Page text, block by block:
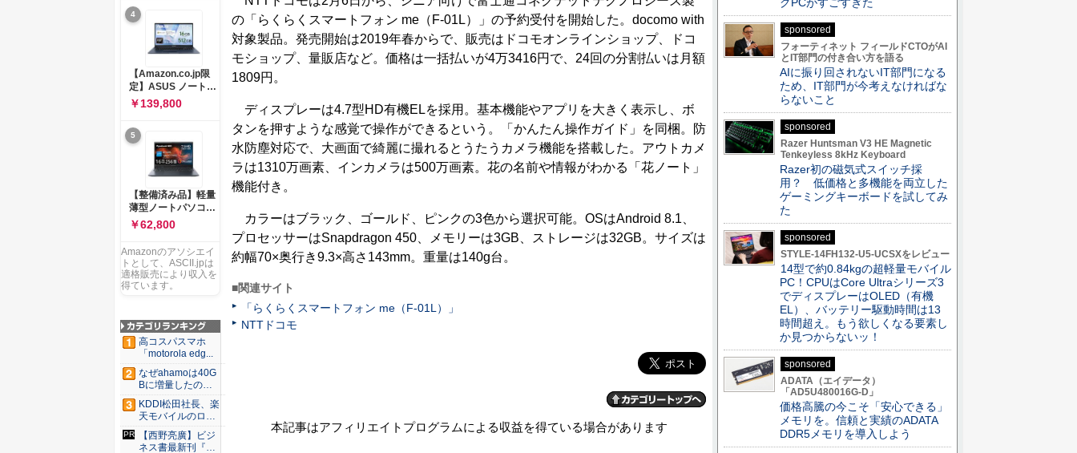
の「らくらくスマートフォン me（F-01L）」の予約受付を開始した。docomo with
対象製品。発売開始は2019年春からで、販売はドコモオンラインショップ、ドコ
モショップ、量販店など。価格は一括払いが4万3416円で、24回の分割払いは月額
1809円。
ディスプレーは4.7型HD有機ELを採用。基本機能やアプリを大きく表示し、ボ
タンを押すような感覚で操作ができるという。「かんたん操作ガイド」を同梱。防
水防塵対応で、大画面で綺麗に撮れるとうたうカメラ機能を搭載した。アウトカメ
ラは1310万画素、インカメラは500万画素。花の名前や情報がわかる「花ノート」
機能付き。
カラーはブラック、ゴールド、ピンクの3色から選択可能。OSはAndroid 8.1、
プロセッサーはSnapdragon 450、メモリーは3GB、ストレージは32GB。サイズは
約幅70×奥行き9.3×高さ143mm。重量は140g台。
■関連サイト
「らくらくスマートフォン me（F-01L）」
NTTドコモ
本記事はアフィリエイトプログラムによる収益を得ている場合があります
Ryzen™ 5 8640HS
メモリ16GB
SSD512GB
Microsoft 365 試用
版 Windows11 バッ
テリー駆動12.6時間
重量1.39kg ルナグレ
ー 83K9003JJP ノー
トPC
4
【Amazon.co.jp限
定】ASUS ノートパ
ソコン Vivobook 15
M1502NAQ 15.6イ
ンチ AMD Ryzen 7
170 メモリ16GB
SSD 512GB
Microsoft 365
Personal (24か月版)
搭載 Windows 11 重
量1.7kg Wi-Fi 6E ク
ワイエットブルー
M1502NAQ-
￥139,800
5
【整備済み品】軽量
薄型ノートパソコン
dynabook G83 ■
13.3型
FHD(1920x1080) -
高性能第11世代Core
i5-1135G7 - メモリ
16GB - SSD 256GB
USB Type-C - MS
Office 2021 - Win11
搭載
￥62,800
Amazonのアソシエイ
トとして、ASCII.jpは
適格販売により収入を
得ています。
高コスパスマホ
「motorola edg...
なぜahamoは40G
Bに増量したの
か ...
KDDI松田社長、楽
天モバイルのロー
ミン...
【西野亮廣】ビジ
ネス書最新刊『北
sponsored
フォーティネット フィールドCTOがAI
とIT部門の付き合い方を語る
AIに振り回されないIT部門になる
ため、IT部門が今考えなければな
らないこと
sponsored
Razer Huntsman V3 HE Magnetic
Tenkeyless 8kHz Keyboard
Razer初の磁気式スイッチ採
用？ 低価格と多機能を両立した
ゲーミングキーボードを試してみ
た
sponsored
STYLE-14FH132-U5-UCSXをレビュー
14型で約0.84kgの超軽量モバイル
PC！CPUはCore Ultraシリーズ3
でディスプレーはOLED（有機
EL）、バッテリー駆動時間は13
時間超え。もう欲しくなる要素し
か見つからないッ！
sponsored
ADATA（エイデータ）
「AD5U480016G-D」
価格高騰の今こそ「安心できる」
メモリを。信頼と実績のADATA
DDR5メモリを導入しよう